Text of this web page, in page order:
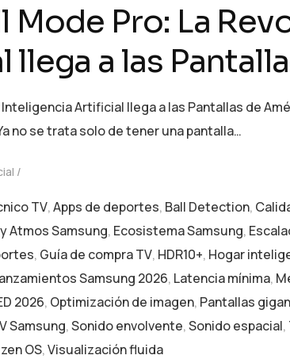
Pro: La
a las
Artificial llega a las Pantallas de
no se trata solo de tener una pantalla…
TV,Apps de deportes, Ball Detection,
Atmos Samsung, Ecosistema Samsung,
, Guía de compra TV, HDR10+, Hogar
Samsung 2026, Latencia mínima,
2026, Optimización de imagen, Pantallas
Samsung,Sonido envolvente,Sonido espacial,
OS,Visualización fluida